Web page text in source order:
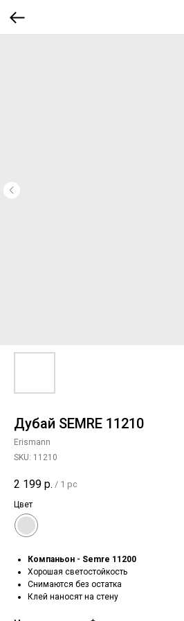
Дубай SEMRE 11210
Erismann
SKU: 11210
2 199 р. / 1 pc
Цвет
Компаньон - Semre 11200
Хорошая светостойкость
Снимаются без остатка
Клей наносят на стену